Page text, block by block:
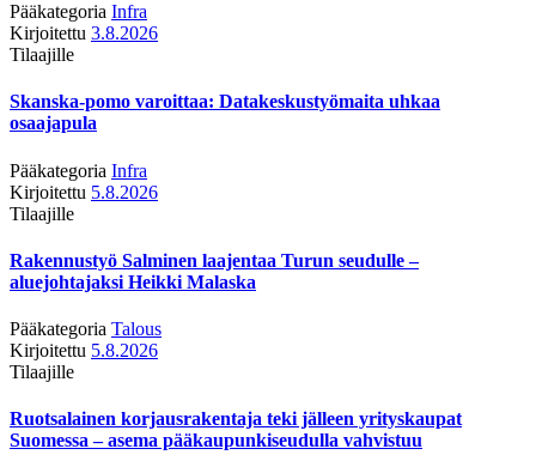
Pääkategoria Infra
Kirjoitettu 3.8.2026
Tilaajille
Skanska-pomo varoittaa: Datakeskustyömaita uhkaa
osaajapula
Pääkategoria Infra
Kirjoitettu 5.8.2026
Tilaajille
Rakennustyö Salminen laajentaa Turun seudulle –
aluejohtajaksi Heikki Malaska
Pääkategoria Talous
Kirjoitettu 5.8.2026
Tilaajille
Ruotsalainen korjausrakentaja teki jälleen yrityskaupat
Suomessa – asema pääkaupunkiseudulla vahvistuu